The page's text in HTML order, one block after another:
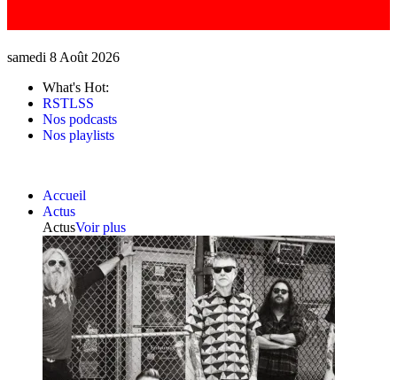
samedi 8 Août 2026
What's Hot:
RSTLSS
Nos podcasts
Nos playlists
Accueil
Actus
ActusVoir plus